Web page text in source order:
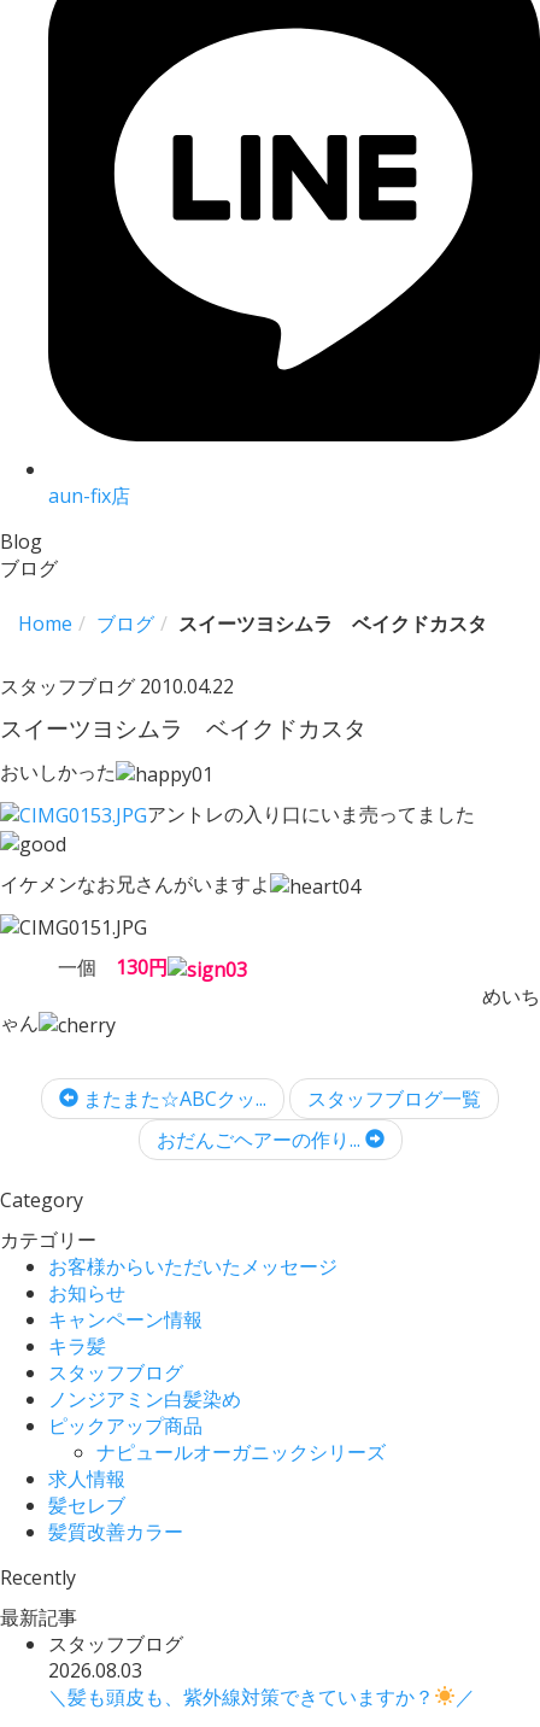
aun-fix店
Blog
ブログ
Home ブログ スイーツヨシムラ ベイクドカスタ
スタッフブログ 2010.04.22
スイーツヨシムラ ベイクドカスタ
おいしかった
アントレの入り口にいま売ってました
イケメンなお兄さんがいますよ
一個 130円
めいち
ゃん
またまた☆ABCクッ...
スタッフブログ一覧
おだんごヘアーの作り...
Category
カテゴリー
お客様からいただいたメッセージ
お知らせ
キャンペーン情報
キラ髪
スタッフブログ
ノンジアミン白髪染め
ピックアップ商品
ナピュールオーガニックシリーズ
求人情報
髪セレブ
髪質改善カラー
Recently
最新記事
スタッフブログ
2026.08.03
＼髪も頭皮も、紫外線対策できていますか？
／